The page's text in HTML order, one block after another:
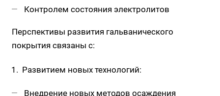
Контролем состояния электролитов
Перспективы развития гальванического
покрытия связаны с:
Развитием новых технологий:
Внедрение новых методов осаждения